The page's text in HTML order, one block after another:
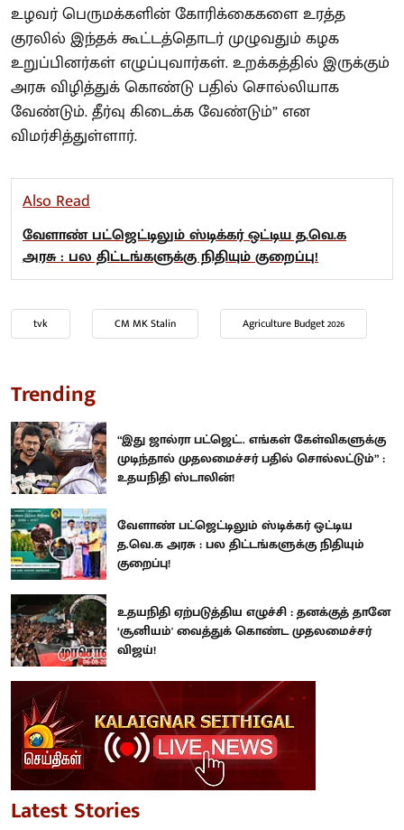
உழவர் பெருமக்களின் கோரிக்கைகளை உரத்த
குரலில் இந்தக் கூட்டத்தொடர் முழுவதும் கழக
உறுப்பினர்கள் எழுப்புவார்கள். உறக்கத்தில் இருக்கும்
அரசு விழித்துக் கொண்டு பதில் சொல்லியாக
வேண்டும். தீர்வு கிடைக்க வேண்டும்” என
விமர்சித்துள்ளார்.
Also Read
வேளாண் பட்ஜெட்டிலும் ஸ்டிக்கர் ஒட்டிய த.வெ.க
அரசு : பல திட்டங்களுக்கு நிதியும் குறைப்பு!
tvk CM MK Stalin Agriculture Budget 2026
Trending
“இது ஜால்ரா பட்ஜெட்.. எங்கள் கேள்விகளுக்கு
முடிந்தால் முதலமைச்சர் பதில் சொல்லட்டும்” :
உதயநிதி ஸ்டாலின்!
வேளாண் பட்ஜெட்டிலும் ஸ்டிக்கர் ஒட்டிய
த.வெ.க அரசு : பல திட்டங்களுக்கு நிதியும்
குறைப்பு!
உதயநிதி ஏற்படுத்திய எழுச்சி : தனக்குத் தானே
‘சூனியம்' வைத்துக் கொண்ட முதலமைச்சர்
விஜய்!
Latest Stories